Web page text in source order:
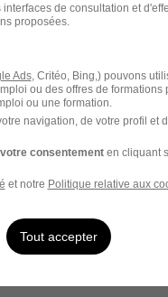
€ / heure
H/F
€ / an
de consultation et
proposées.
Ads, Critéo, Bing,) pouvons
ou des offres de formations
ou une formation.
navigation, de votre profil et
consentementen cliquant
et notre Politique relative aux
Tout accepter